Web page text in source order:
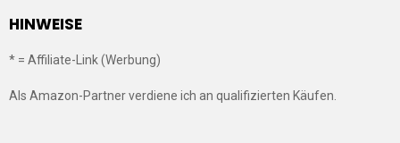
HINWEISE
* = Affiliate-Link (Werbung)
Als Amazon-Partner verdiene ich an qualifizierten Käufen.